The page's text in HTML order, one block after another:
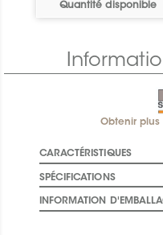
Quantité disponible
Obtenir
CARACTÉRISTIQUES
SPÉCIFICATIONS
INFORMATION